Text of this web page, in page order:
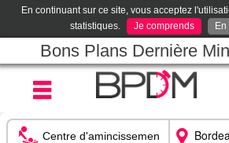
En continuant sur ce site, vous acceptez
statistiques.
Je comprends
Bons Plans Dernière